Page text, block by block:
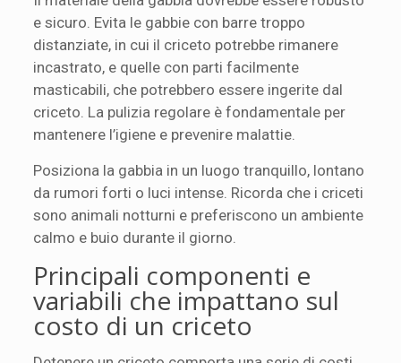
e sicuro. Evita le gabbie con barre troppo
distanziate, in cui il criceto potrebbe rimanere
incastrato, e quelle con parti facilmente
masticabili, che potrebbero essere ingerite dal
criceto. La pulizia regolare è fondamentale per
mantenere l’igiene e prevenire malattie.
Posiziona la gabbia in un luogo tranquillo, lontano
da rumori forti o luci intense. Ricorda che i criceti
sono animali notturni e preferiscono un ambiente
calmo e buio durante il giorno.
Principali componenti e
variabili che impattano sul
costo di un criceto